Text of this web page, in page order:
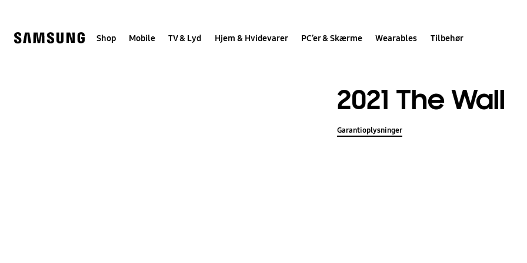
Shop Mobile TV & Lyd Hjem & Hvidevarer PC’er & Skærme Wearables Tilbehør
2021 The Wall
Garantioplysninger